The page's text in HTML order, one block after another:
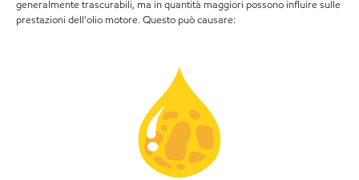
generalmente trascurabili, ma in quantità maggiori possono influire sulle
prestazioni dell'olio motore. Questo può causare: